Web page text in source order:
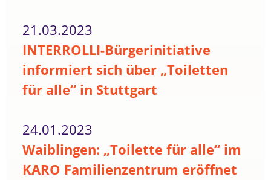
21.03.2023
INTERROLLI-Bürgerinitiative
informiert sich über „Toiletten
für alle“ in Stuttgart
24.01.2023
Waiblingen: „Toilette für alle“ im
KARO Familienzentrum eröffnet